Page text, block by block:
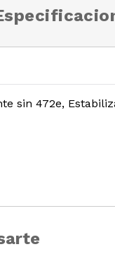
sin 472e,